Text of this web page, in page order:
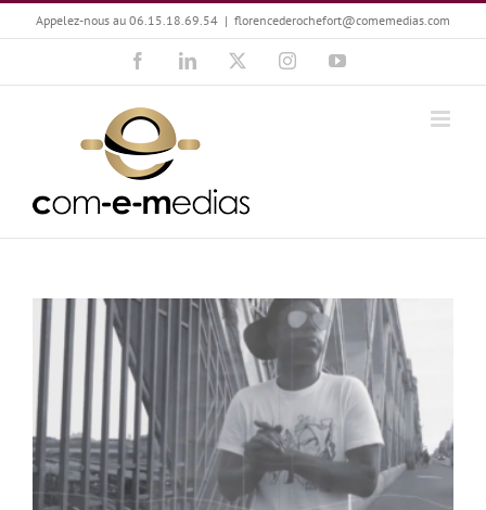
Passer
au
Appelez-nous au 06.15.18.69.54 | florencederochefort@comemedias.com
FacebookLinkedIn InstagramYouTube
Clément Sellin : Le Rap dans l’œil de Street-clip